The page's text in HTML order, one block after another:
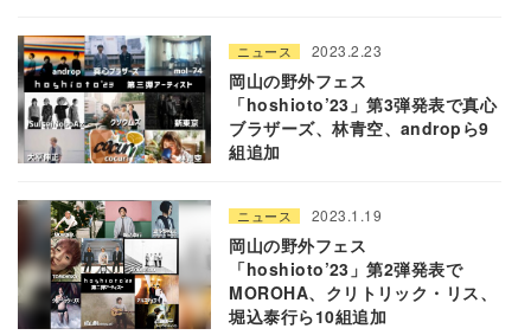
ニュース 2023.2.23
岡山の野外フェス
「hoshioto’23」第3弾発表で真心
ブラザーズ、林青空、andropら9
組追加
ニュース 2023.1.19
岡山の野外フェス
「hoshioto’23」第2弾発表で
MOROHA、クリトリック・リス、
堀込泰行ら10組追加